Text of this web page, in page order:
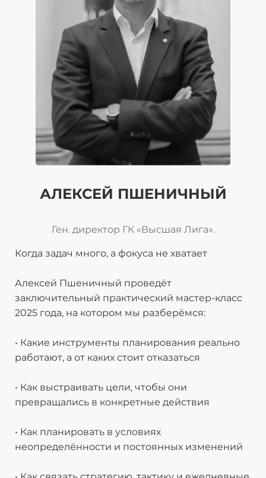
АЛЕКСЕЙ ПШЕНИЧНЫЙ
Ген. директор ГК «Высшая Лига».
Когда задач много, а фокуса не хватает
Алексей Пшеничный проведёт
заключительный практический мастер-класс
2025 года, на котором мы разберёмся:
• Какие инструменты планирования реально
работают, а от каких стоит отказаться
• Как выстраивать цели, чтобы они
превращались в конкретные действия
• Как планировать в условиях
неопределённости и постоянных изменений